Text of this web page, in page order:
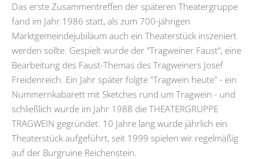
Das erste Zusammentreffen der späteren Theatergruppe
fand im Jahr 1986 statt, als zum 700-jährigen
Marktgemeindejubiläum auch ein Theaterstück inszeniert
werden sollte. Gespielt wurde der "Tragweiner Faust", eine
Bearbeitung des Faust-Themas des Tragweiners Josef
Freidenreich. Ein Jahr später folgte "Tragwein heute" - ein
Nummernkabarett mit Sketches rund um Tragwein - und
schließlich wurde im Jahr 1988 die THEATERGRUPPE
TRAGWEIN gegründet. 10 Jahre lang wurde jährlich ein
Theaterstück aufgeführt, seit 1999 spielen wir regelmäßig
auf der Burgruine Reichenstein.